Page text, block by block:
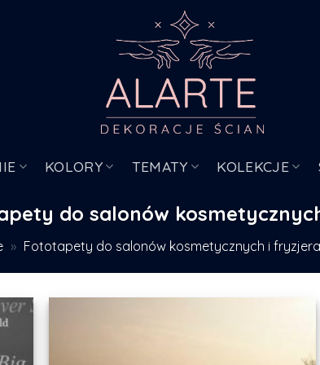
KOLORY TEMATY KOLEKCJE
do salonów
» Fototapety do salonów kosmetycznych i fryzjera